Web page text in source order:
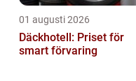
01 augusti 2026
Däckhotell: Priset för
smart förvaring